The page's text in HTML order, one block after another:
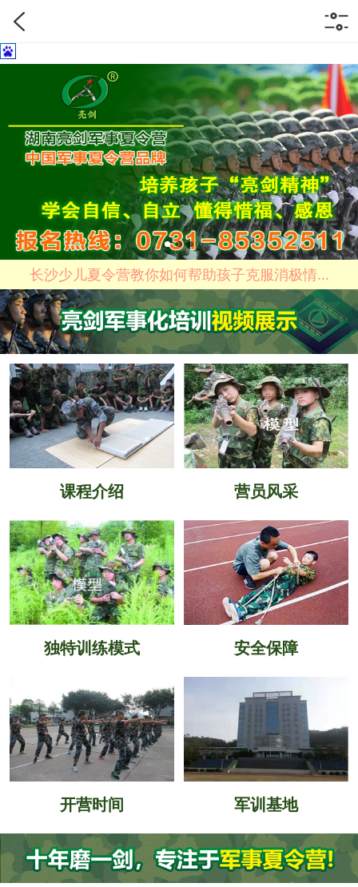
长沙少儿夏令营教你如何帮助孩子克服消极情...
课程介绍 营员风采
独特训练模式 安全保障
开营时间 军训基地